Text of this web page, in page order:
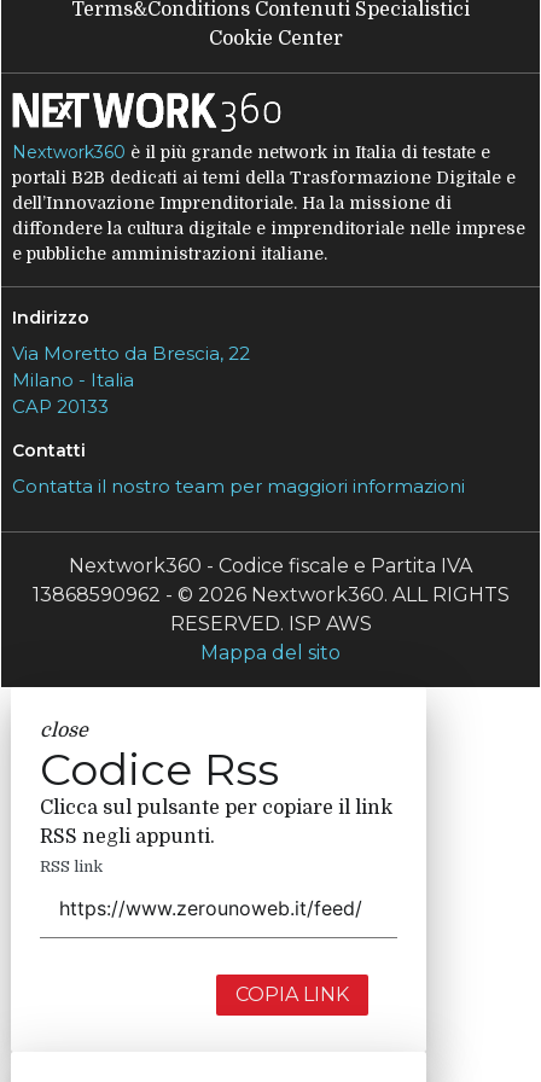
Terms&Conditions Contenuti Specialistici
Cookie Center
Nextwork360 è il più grande network in Italia di testate e
portali B2B dedicati ai temi della Trasformazione Digitale e
dell’Innovazione Imprenditoriale. Ha la missione di
diffondere la cultura digitale e imprenditoriale nelle imprese
e pubbliche amministrazioni italiane.
Indirizzo
Via Moretto da Brescia, 22
Milano - Italia
CAP 20133
Contatti
Contatta il nostro team per maggiori informazioni
Nextwork360 - Codice fiscale e Partita IVA
13868590962 - © 2026 Nextwork360. ALL RIGHTS
RESERVED. ISP AWS
Mappa del sito
close
Codice Rss
Clicca sul pulsante per copiare il link
RSS negli appunti.
RSS link
COPIA LINK